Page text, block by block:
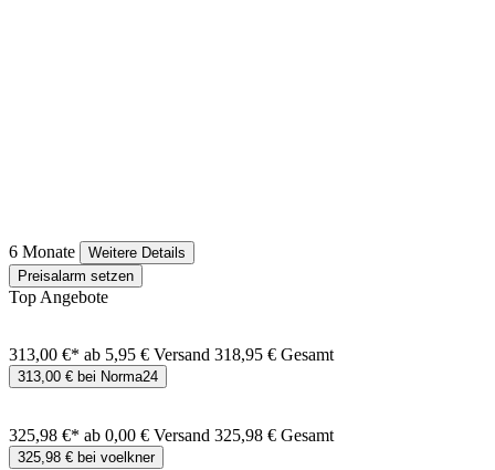
6 Monate
Weitere Details
Preisalarm setzen
Top Angebote
313,00 €* ab 5,95 € Versand 318,95 € Gesamt
313,00 € bei Norma24
325,98 €* ab 0,00 € Versand 325,98 € Gesamt
325,98 € bei voelkner